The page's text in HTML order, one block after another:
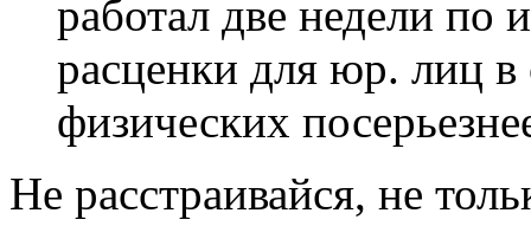
работал две недели по
расценки для юр. лиц в
физических
Не расстраивайся, не